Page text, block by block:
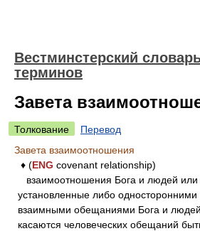
Вестминстерский
терминов
Завета
Толкование
Перевод
Завета взаимоотношения
♦ (ENG covenant relationship)
взаимоотношения Бога и людей или
установленные либо
взаимными обещаниями Бога и
касаются человеческих обещаний